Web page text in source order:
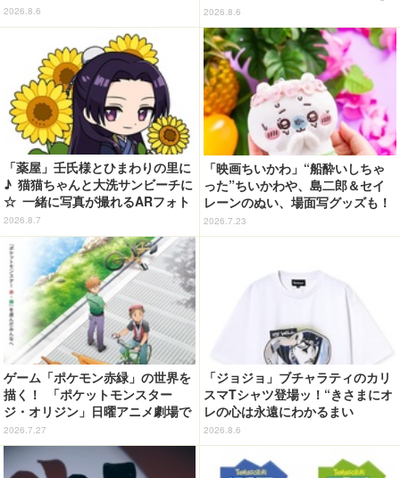
A」パンプスがセール実施中【3
0％オフセール】
2026.8.6
展開
2026.8.6
「薬屋」壬氏様とひまわりの里に
♪ 猫猫ちゃんと大洗サンビーチに
☆ 一緒に写真が撮れるARフォト
スポット企画「猫猫・壬氏と夏巡
り」開催【茨城県】
2026.8.7
「映画ちいかわ」“船酔いしちゃ
った”ちいかわや、島二郎＆セイ
レーンのぬい、場面写グッズも！
新商品が続々登場【8月7日発売】
2026.7.23
ゲーム「ポケモン赤緑」の世界を
描く！ 「ポケットモンスター
ジ・オリジン」日曜アニメ劇場で
8月2日に放送
2026.7.27
「ジョジョ」ブチャラティのカリ
スマTシャツ登場ッ！“きさまにオ
レの心は永遠にわかるまい
ッ！”や感動のクライマックスを
デザイン
2026.8.6